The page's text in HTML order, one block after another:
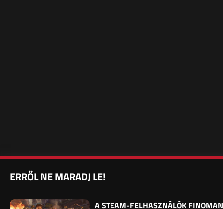
ERRŐL NE MARADJ LE!
A STEAM-FELHASZNÁLÓK FINOMAN